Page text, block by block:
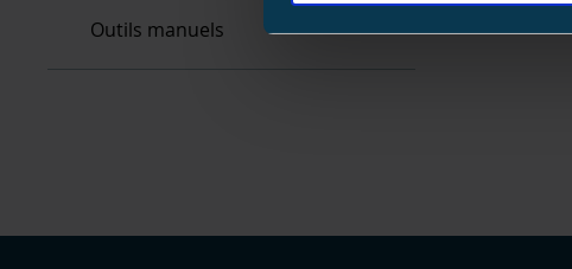
Outils manuels